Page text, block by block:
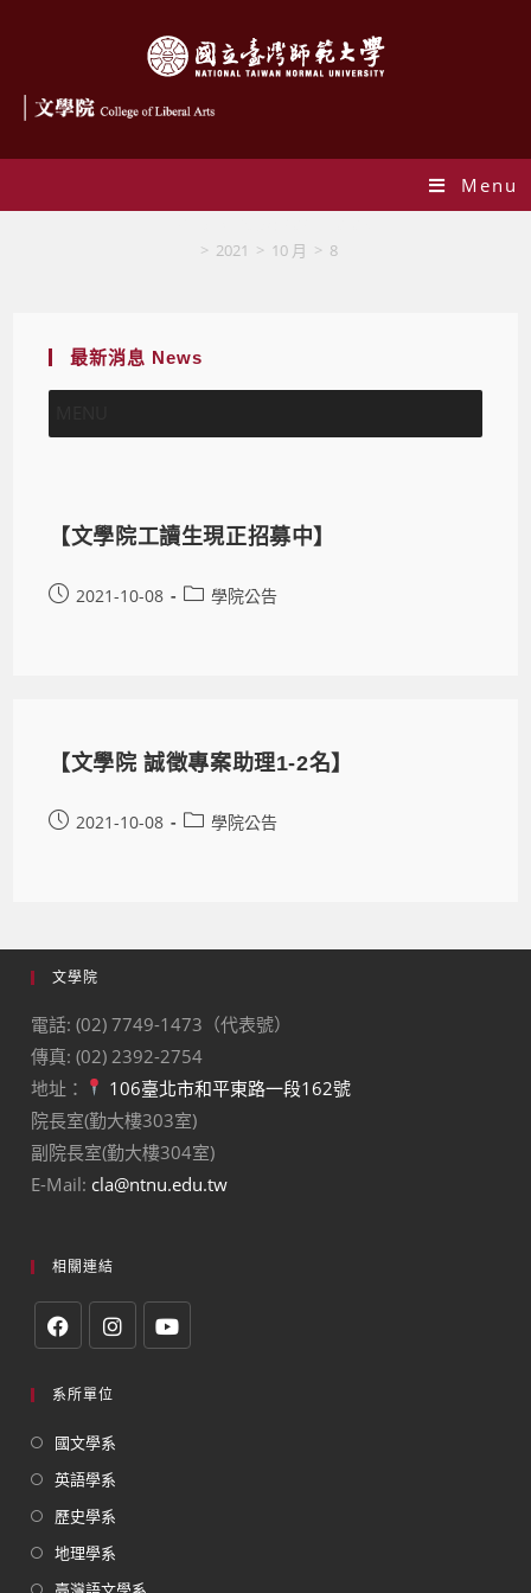
Menu
> 2021 > 10 月 > 8
最新消息 News
【文學院工讀生現正招募中】
2021-10-08 學院公告
【文學院 誠徵專案助理1-2名】
2021-10-08 學院公告
文學院
電話: (02) 7749-1473（代表號）
傳真: (02) 2392-2754
地址：
106臺北市和平東路一段162號
院長室(勤大樓303室)
副院長室(勤大樓304室)
E-Mail: cla@ntnu.edu.tw
相關連結
系所單位
國文學系
英語學系
歷史學系
地理學系